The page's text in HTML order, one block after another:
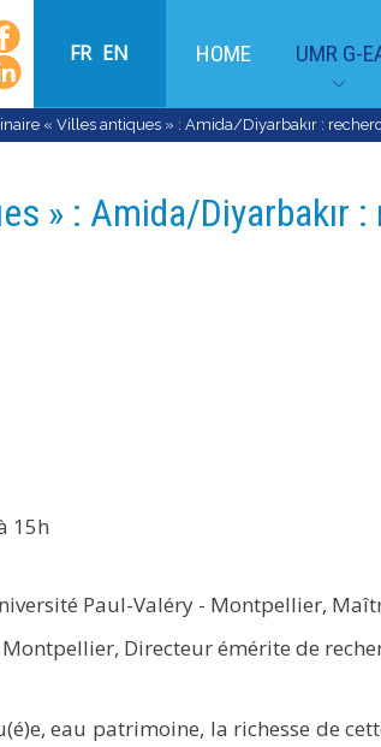
FR EN HOME UMR G-
« Villes antiques » : Amida/Diyarbakır :
» : Amida/
15h
Paul-Valéry - Montpellier,
Montpellier, Directeur émérite de
eau patrimoine, la richesse de